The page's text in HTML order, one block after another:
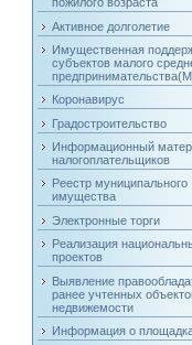
Активное долголетие
Имущественная
субъектов малого
Коронавирус
Градостроительство
Информационный
налогоплательщиков
Реестр муниципального
имущества
Электронные торги
Реализация
проектов
Выявление
ранее учтенных
недвижемости
Информация о